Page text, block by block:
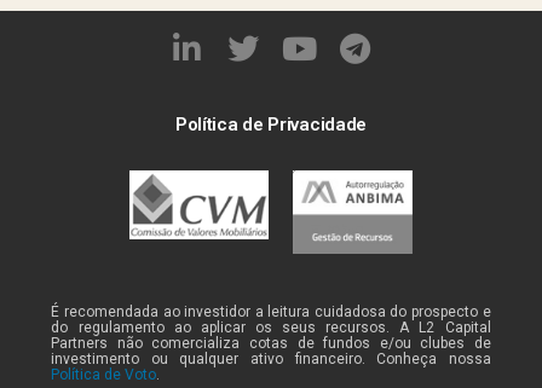
Política de Privacidade
É recomendada ao investidor a leitura cuidadosa do prospecto e
do regulamento ao aplicar os seus recursos. A L2 Capital
Partners não comercializa cotas de fundos e/ou clubes de
investimento ou qualquer ativo financeiro. Conheça nossa
Política de Voto.